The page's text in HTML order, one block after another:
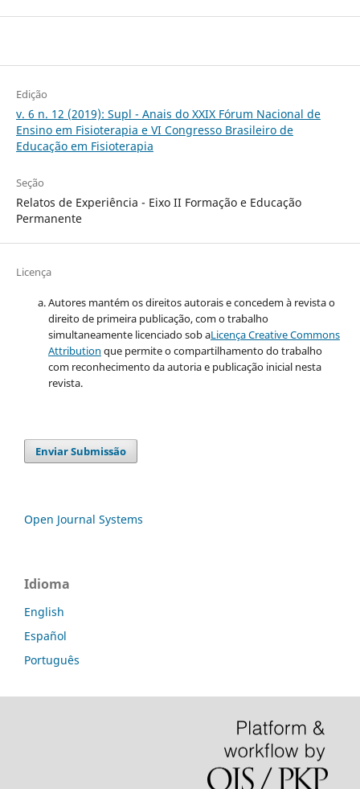
Edição
v. 6 n. 12 (2019): Supl - Anais do XXIX Fórum Nacional de
Ensino em Fisioterapia e VI Congresso Brasileiro de
Educação em Fisioterapia
Seção
Relatos de Experiência - Eixo II Formação e Educação
Permanente
Licença
Autores mantém os direitos autorais e concedem à revista o
direito de primeira publicação, com o trabalho
simultaneamente licenciado sob aLicença Creative Commons
Attribution que permite o compartilhamento do trabalho
com reconhecimento da autoria e publicação inicial nesta
revista.
Enviar Submissão
Open Journal Systems
Idioma
English
Español
Português